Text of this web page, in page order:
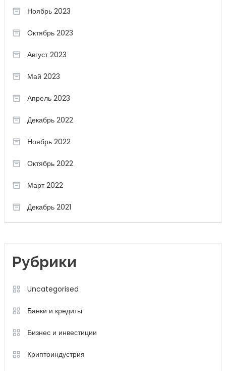
Ноябрь 2023
Октябрь 2023
Август 2023
Май 2023
Апрель 2023
Декабрь 2022
Ноябрь 2022
Октябрь 2022
Март 2022
Декабрь 2021
Рубрики
Uncategorised
Банки и кредиты
Бизнес и инвестиции
Криптоиндустрия